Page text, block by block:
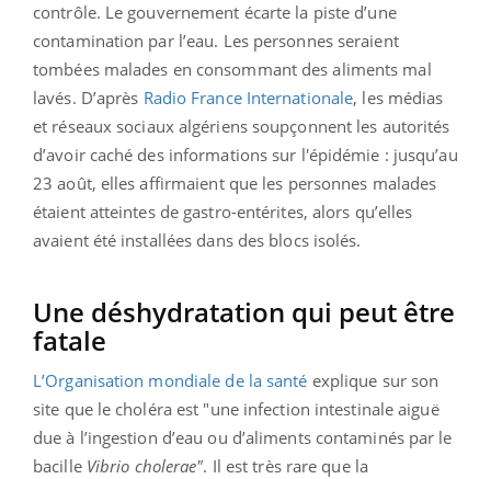
contrôle. Le gouvernement écarte la piste d’une
contamination par l’eau. Les personnes seraient
tombées malades en consommant des aliments mal
lavés. D’après Radio France Internationale, les médias
et réseaux sociaux algériens soupçonnent les autorités
d’avoir caché des informations sur l'épidémie : jusqu’au
23 août, elles affirmaient que les personnes malades
étaient atteintes de gastro-entérites, alors qu’elles
avaient été installées dans des blocs isolés.
Une déshydratation qui peut être
fatale
L’Organisation mondiale de la santé explique sur son
site que le choléra est "une infection intestinale aiguë
due à l’ingestion d’eau ou d’aliments contaminés par le
bacille Vibrio cholerae". Il est très rare que la